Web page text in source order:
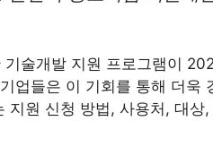
술개발 지원 프로그램이
업들은 이 기회를 통해 더욱
지원 신청 방법, 사용처, 대상